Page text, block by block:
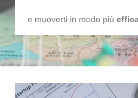
e muoverti in modo più